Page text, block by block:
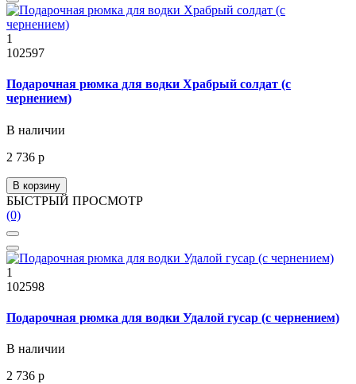
1
102597
Подарочная рюмка для водки Храбрый солдат (с
чернением)
В наличии
2 736 р
В корзину
БЫСТРЫЙ ПРОСМОТР
(0)
1
102598
Подарочная рюмка для водки Удалой гусар (с чернением)
В наличии
2 736 р